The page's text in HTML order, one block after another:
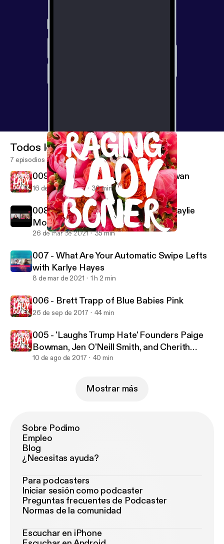
006 - Brett Trapp of Blue Babies Pink
Todos los episodios
7 episodios
009 - Valuing Your Self with Emily Swan
16 de abr de 2021 30 min
008 - How to Love Being Fat with Haylie
Montgomery
26 de mar de 2021 35 min
007 - What Are Your Automatic Swipe Lefts
with Karlye Hayes
8 de mar de 2021 1 h 2 min
006 - Brett Trapp of Blue Babies Pink
26 de sep de 2017 44 min
005 - 'Laughs Trump Hate' Founders Paige
Bowman, Jen O'Neill Smith, and Cherith
Fuller
10 de ago de 2017 40 min
Mostrar más
Sobre Podimo
Empleo
Blog
¿Necesitas ayuda?
Para podcasters
Iniciar sesión como podcaster
Preguntas frecuentes de Podcaster
Normas de la comunidad
Escuchar en iPhone